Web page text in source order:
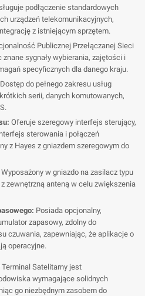
podłączenie standardowych
urządzeń telekomunikacyjnych,
z istniejącym sprzętem.
Publicznej Przełączanej Sieci
sygnały wybierania, zajętości i
specyficznych dla danego kraju.
Dostęp do pełnego zakresu usług
serii, danych komutowanych,
Oferuje szeregowy interfejs sterujący,
sterowania i połączeń
z Hayes z gniazdem szeregowym do
Wyposażony w gniazdo na zasilacz typu
zewnętrzną anteną w celu zwiększenia
Posiada opcjonalny,
zapasowy, zdolny do
czuwania, zapewniając, że aplikacje o
operacyjne.
Satelitarny jest
wymagające solidnych
go niezbędnym zasobem do